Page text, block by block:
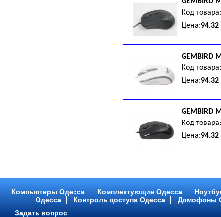
Код
Цена:94.32
GEMBIRD
Код
Цена:94.32
GEMBIRD
Код
Цена:94.32
Компьютеры Одесса Комплектующие Одесса
Одесса
Контроль доступа Одесса
Домофоны
Задать вопрос